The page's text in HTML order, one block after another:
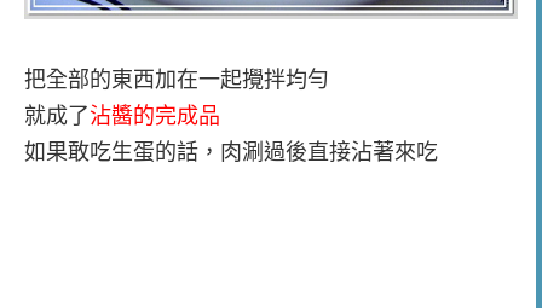
把全部的東西加在一起攪拌均勻
就成了沾醬的完成品
如果敢吃生蛋的話，肉涮過後直接沾著來吃